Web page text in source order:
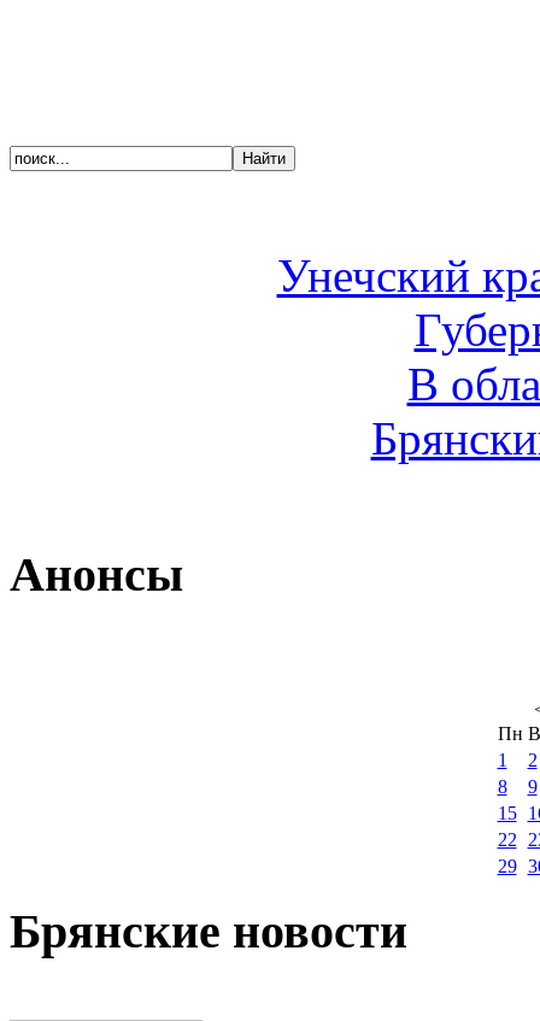
Унечский
В
Анонсы
Пн
1
2
8
9
15
22
29
Брянские новости